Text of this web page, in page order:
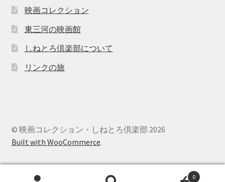
映画コレクション
東三河の映画館
しねとろ倶楽部について
リンクの旅
© 映画コレクション・しねとろ倶楽部 2026
Built with WooCommerce.
0